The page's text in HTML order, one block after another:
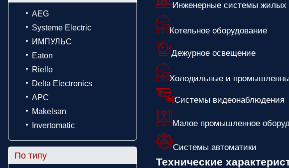
AEG
Systeme Electric
ИМПУЛЬС
Eaton
Riello
Delta Electronics
APC
Makelsan
Invertomatic
По типу
Инженерные системы
Котельное оборудование
Дежурное освещение
Холодильные и
Системы видеонаблюдения
Малое промышленное
Системы автоматики
Технические